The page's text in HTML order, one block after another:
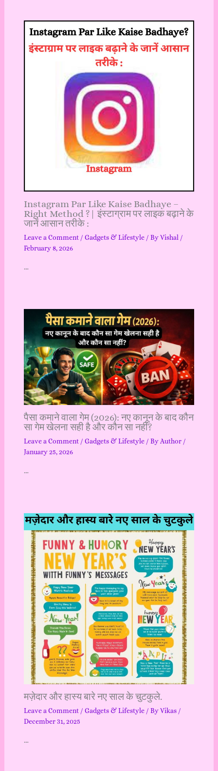
Instagram Par Like Kaise Badhaye –
Right Method ?| इंस्टाग्राम पर लाइक बढ़ाने के
जानें आसान तरीके :
Leave a Comment / Gadgets & Lifestyle/ ByVishal /
February 8, 2026
…
पैसा कमाने वाला गेम (2026): नए कानून के बाद कौन
सा गेम खेलना सही है और कौन सा नहीं?
Leave a Comment / Gadgets & Lifestyle/ ByAuthor /
January 25, 2026
…
मज़ेदार और हास्य बारे नए साल के चुटकुले.
Leave a Comment / Gadgets & Lifestyle/ ByVikas /
December 31, 2025
…